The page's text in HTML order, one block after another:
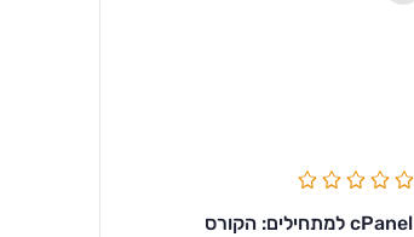
cPanel למתחילים: הקורס